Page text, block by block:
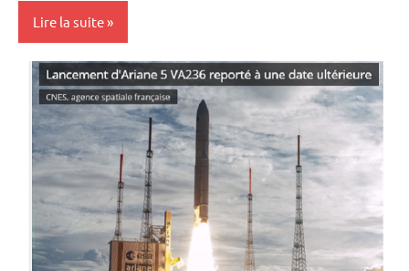
Lire la suite
Actualités
Aéronautique
Economie